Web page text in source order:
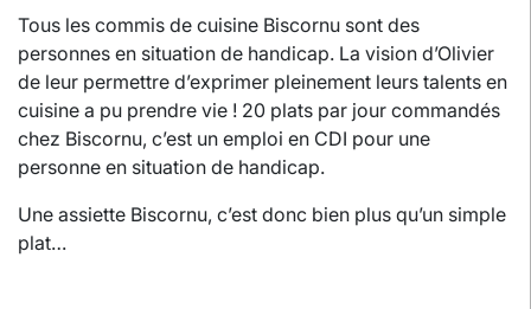
Tous les commis de cuisine Biscornu sont des
personnes en situation de handicap. La vision d’Olivier
de leur permettre d’exprimer pleinement leurs talents en
cuisine a pu prendre vie ! 20 plats par jour commandés
chez Biscornu, c’est un emploi en CDI pour une
personne en situation de handicap.
Une assiette Biscornu, c’est donc bien plus qu’un simple
plat…